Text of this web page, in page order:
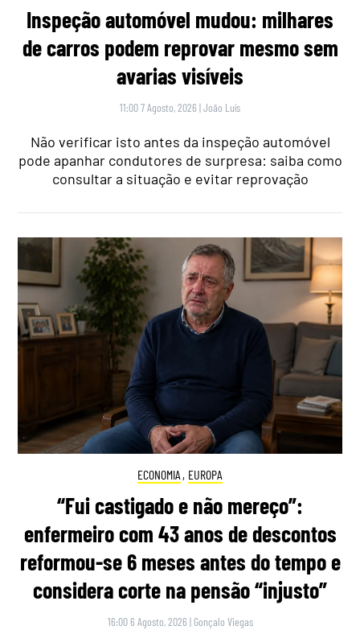
Inspeção automóvel mudou: milhares
de carros podem reprovar mesmo sem
avarias visíveis
11:00 7 Agosto, 2026 |João Luís
Não verificar isto antes da inspeção automóvel
pode apanhar condutores de surpresa: saiba como
consultar a situação e evitar reprovação
ECONOMIA , EUROPA
“Fui castigado e não mereço”:
enfermeiro com 43 anos de descontos
reformou-se 6 meses antes do tempo e
considera corte na pensão “injusto”
16:00 6 Agosto, 2026 | Gonçalo Viegas